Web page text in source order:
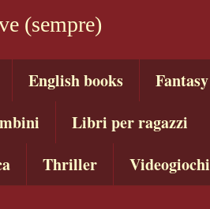
(sempre)
English books
Fantasy
Libri per ragazzi
Thriller Videogiochi